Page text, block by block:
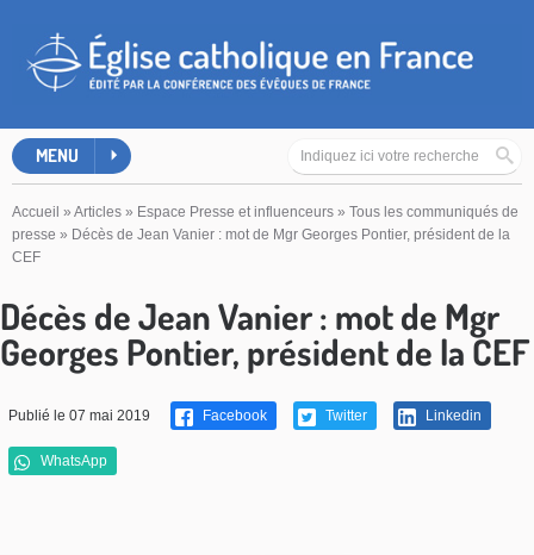
MENU
Accueil » Articles » Espace Presse et influenceurs » Tous les communiqués de
presse » Décès de Jean Vanier : mot de Mgr Georges Pontier, président de la
CEF
Décès de Jean Vanier : mot de Mgr
Georges Pontier, président de la CEF
Publié le 07 mai 2019 Facebook Twitter Linkedin
WhatsApp